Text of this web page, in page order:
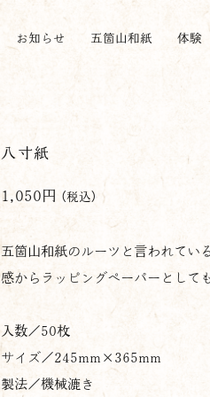
お知らせ 五箇山和紙 体験
八寸紙
1,050円 （税込）
五箇山和紙のルーツと言われてい
感からラッピングペーパーとして
入数／50枚
サイズ／245mm×365mm
製法／機械漉き